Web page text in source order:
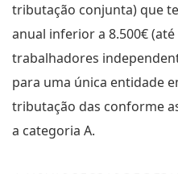
tributação conjunta) que
anual inferior a 8.500€ (até
trabalhadores
para uma única entidade
tributação das conforme
a categoria A.